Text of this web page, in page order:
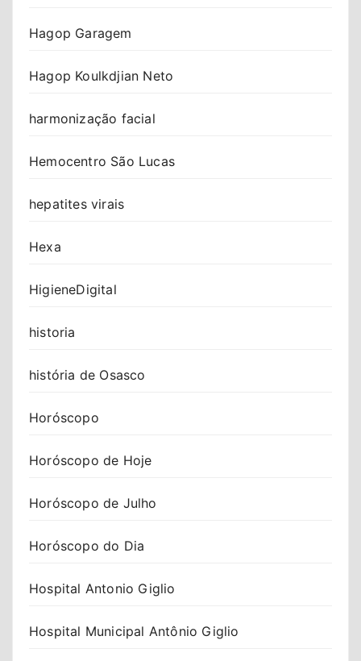
Hagop Garagem
Hagop Koulkdjian Neto
harmonização facial
Hemocentro São Lucas
hepatites virais
Hexa
HigieneDigital
historia
história de Osasco
Horóscopo
Horóscopo de Hoje
Horóscopo de Julho
Horóscopo do Dia
Hospital Antonio Giglio
Hospital Municipal Antônio Giglio